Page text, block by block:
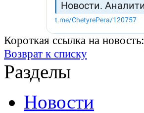
Короткая ссылка на новость:
Возврат к списку
Разделы
Новости